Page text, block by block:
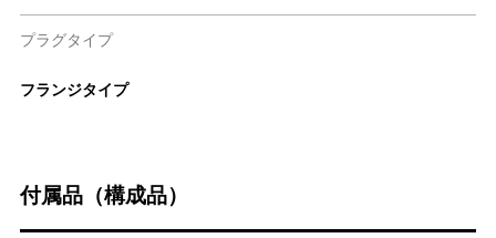
プラグタイプ
フランジタイプ
付属品（構成品）